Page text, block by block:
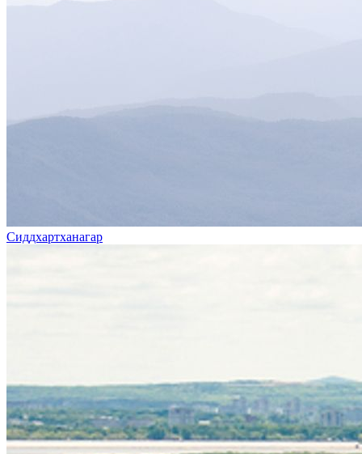
Сиддхартханагар